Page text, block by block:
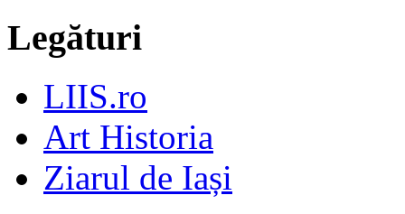
Legături
LIIS.ro
Art Historia
Ziarul de Iași